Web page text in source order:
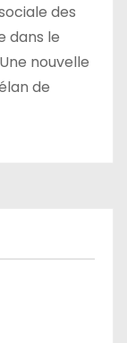
des
dans le
nouvelle
de